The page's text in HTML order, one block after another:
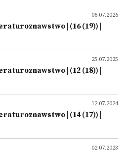
06.07.2026
| (16 (19)) |
25.07.2025
| (12 (18)) |
12.07.2024
| (14 (17)) |
02.07.2023